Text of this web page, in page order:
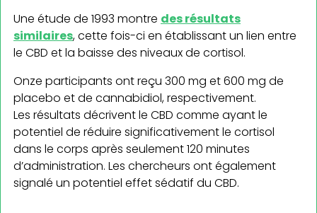
Une étude de 1993 montre des résultats
similaires, cette fois-ci en établissant un lien entre
le CBD et la baisse des niveaux de cortisol.
Onze participants ont reçu 300 mg et 600 mg de
placebo et de cannabidiol, respectivement.
Les résultats décrivent le CBD comme ayant le
potentiel de réduire significativement le cortisol
dans le corps après seulement 120 minutes
d’administration. Les chercheurs ont également
signalé un potentiel effet sédatif du CBD.